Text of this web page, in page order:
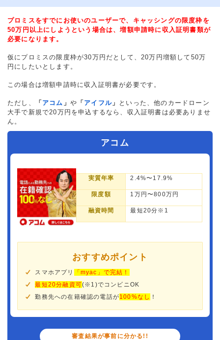
プロミスをすでにお使いのユーザーで、キャッシングの限度枠を
50万円以上にしようという場合は、増額申請時に収入証明書類が
必要になります。
仮にプロミスの限度枠が30万円だとして、20万円増額して50万
円にしたいとします。
この場合は増額申請時に収入証明書が必要です。
ただし、 「 アコム 」 や 「 アイフル 」
といった、他のカードローン
大手で新規で20万円を申込するなら、収入証明書は必要ありませ
ん。
アコム
実質年率 2.4%〜17.9%
限度額 1万円〜800万円
融資時間 最短20分※1
おすすめポイント
スマホアプリ
「myac」で完結！
最短20分融資可(※1)でコンビニOK
勤務先への在籍確認の電話が100%なし ！
審査結果が事前に分かる!!